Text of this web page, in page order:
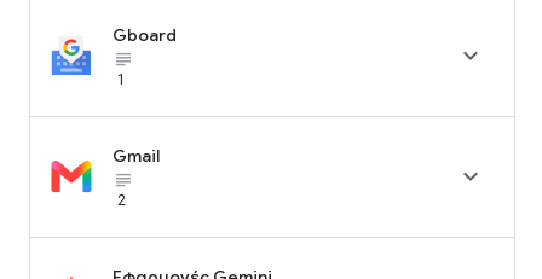
Gboard
subject_black
1

Gmail
subject_black
2
